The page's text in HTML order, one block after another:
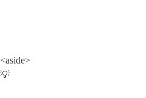
<aside>
💡